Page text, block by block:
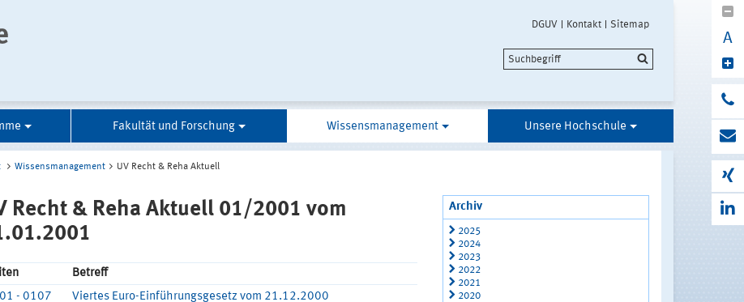
DGUV Kontakt Sitemap
A
Fakultät und Forschung Wissensmanagement Unsere Hochschule
Wissensmanagement UV Recht & Reha Aktuell
Recht & Reha Aktuell 01/2001 vom
Betreff
- 0107
Viertes Euro-Einführungsgesetz vom 21.12.2000
Archiv
2025
2024
2023
2022
2021
2020